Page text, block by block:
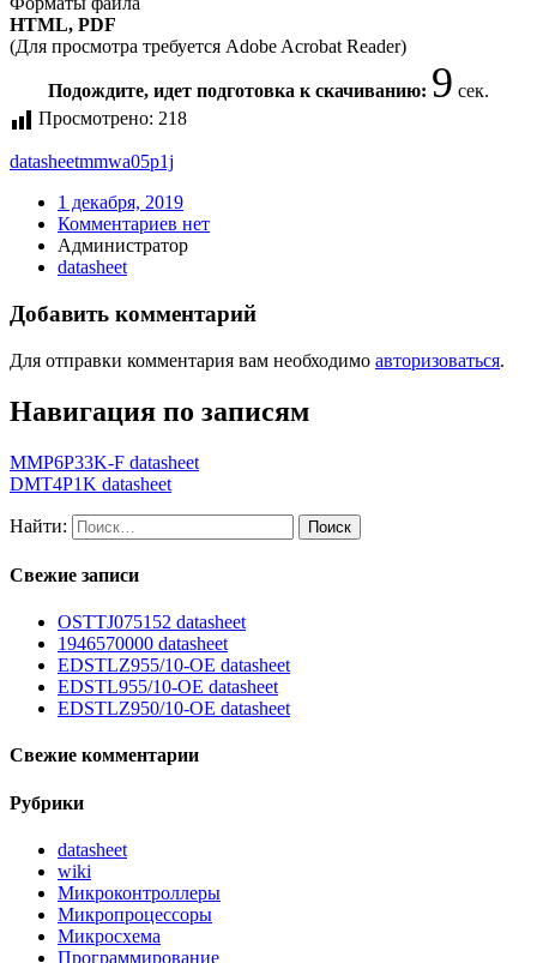
HTML, PDF
(Для просмотра требуется Adobe Acrobat Reader)
Подождите, идет подготовка к скачиванию: 9 сек.
Просмотрено: 218
datasheetmmwa05p1j
1 декабря, 2019
Комментариев нет
Администратор
datasheet
Добавить комментарий
Для отправки комментария вам необходимо авторизоваться.
Навигация по записям
MMP6P33K-F datasheet
DMT4P1K datasheet
Найти:
Свежие записи
OSTTJ075152 datasheet
1946570000 datasheet
EDSTLZ955/10-OE datasheet
EDSTL955/10-OE datasheet
EDSTLZ950/10-OE datasheet
Свежие комментарии
Рубрики
datasheet
wiki
Микроконтроллеры
Микропроцессоры
Микросхема
Программирование